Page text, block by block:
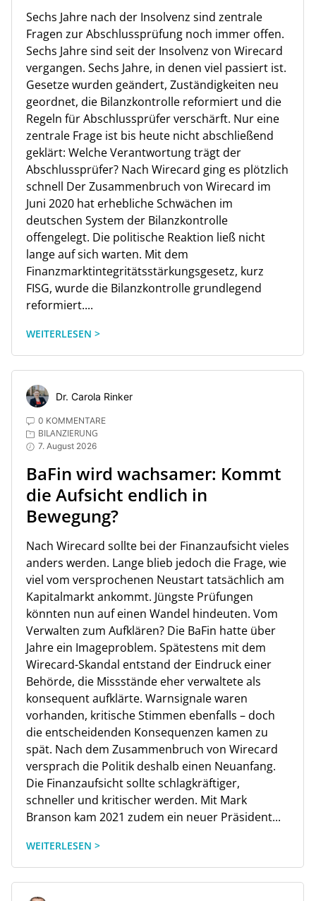
Sechs Jahre nach der Insolvenz sind zentrale
Fragen zur Abschlussprüfung noch immer offen.
Sechs Jahre sind seit der Insolvenz von Wirecard
vergangen. Sechs Jahre, in denen viel passiert ist.
Gesetze wurden geändert, Zuständigkeiten neu
geordnet, die Bilanzkontrolle reformiert und die
Regeln für Abschlussprüfer verschärft. Nur eine
zentrale Frage ist bis heute nicht abschließend
geklärt: Welche Verantwortung trägt der
Abschlussprüfer? Nach Wirecard ging es plötzlich
schnell Der Zusammenbruch von Wirecard im
Juni 2020 hat erhebliche Schwächen im
deutschen System der Bilanzkontrolle
offengelegt. Die politische Reaktion ließ nicht
lange auf sich warten. Mit dem
Finanzmarktintegritätsstärkungsgesetz, kurz
FISG, wurde die Bilanzkontrolle grundlegend
reformiert....
WEITERLESEN >
Dr. Carola Rinker
0 KOMMENTARE
BILANZIERUNG
7. August 2026
BaFin wird wachsamer: Kommt
die Aufsicht endlich in
Bewegung?
Nach Wirecard sollte bei der Finanzaufsicht vieles
anders werden. Lange blieb jedoch die Frage, wie
viel vom versprochenen Neustart tatsächlich am
Kapitalmarkt ankommt. Jüngste Prüfungen
könnten nun auf einen Wandel hindeuten. Vom
Verwalten zum Aufklären? Die BaFin hatte über
Jahre ein Imageproblem. Spätestens mit dem
Wirecard-Skandal entstand der Eindruck einer
Behörde, die Missstände eher verwaltete als
konsequent aufklärte. Warnsignale waren
vorhanden, kritische Stimmen ebenfalls – doch
die entscheidenden Konsequenzen kamen zu
spät. Nach dem Zusammenbruch von Wirecard
versprach die Politik deshalb einen Neuanfang.
Die Finanzaufsicht sollte schlagkräftiger,
schneller und kritischer werden. Mit Mark
Branson kam 2021 zudem ein neuer Präsident...
WEITERLESEN >